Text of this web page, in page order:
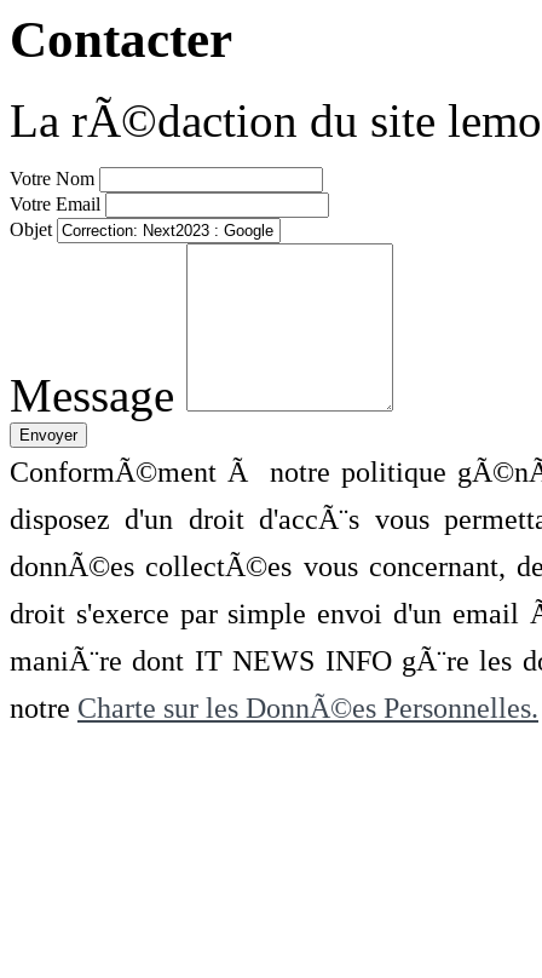
Contacter
La rÃ©daction du site
Votre Nom
Votre Email
Objet
Message
ConformÃ©ment Ã notre politique
disposez d'un droit d'accÃ¨s vous
donnÃ©es collectÃ©es vous concernant,
droit s'exerce par simple envoi d'un
maniÃ¨re dont IT NEWS INFO gÃ¨re les
notre Charte sur les DonnÃ©es Personnelles.